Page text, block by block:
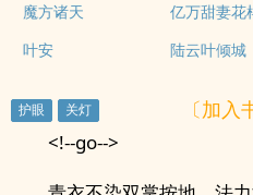
魔方诸天 亿万甜妻花
叶安
陆云叶倾城
〔加入
<!--go-->